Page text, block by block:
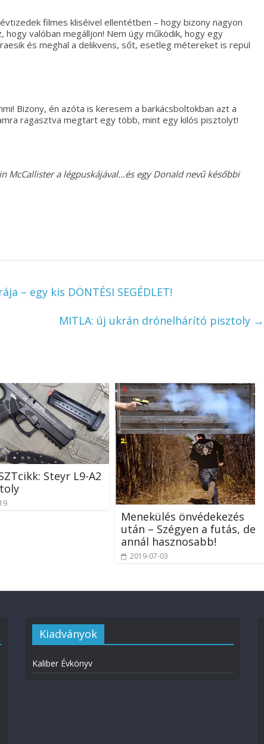
filmes kliséivel ellentétben – hogy bizony nagyon
valóban megálljon! Nem úgy működik, hogy egy
és meghal a delikvens, sőt, esetleg métereket is repül
Bizony, én azóta is keresem a barkácsboltokban azt a
ragasztva megtart egy több, mint egy kilós pisztolyt!
McCallister a légpuskájával…és egy Donald nevű későbbi
– egy kis DÖNTÉSI SEGÉDLET!
MITLA: új ukrán drónelhárító pisztoly →
Steyr L9-A2
Menekülés önvédekezés
után – Szégyen a futás, de
annál hasznosabb!
2019-07-03
Kiadványok
Kaliber Évkönyv